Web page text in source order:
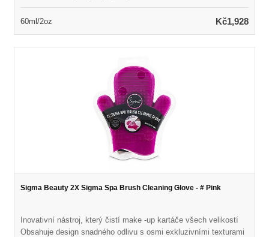
jemné linie, vrásky a pigmentaci Naplněno silnou směsí
60ml/2oz Kč1,928
Sigma Beauty 2X Sigma Spa Brush Cleaning Glove - # Pink
Inovativní nástroj, který čistí make -up kartáče všech velikostí
Obsahuje design snadného odlivu s osmi exkluzivními texturami